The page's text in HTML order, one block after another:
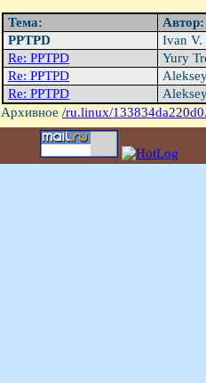
Тема:
PPTPD
Ivan
Re: PPTPD
Yury
Re: PPTPD
Re: PPTPD
Архивное /ru.linux/